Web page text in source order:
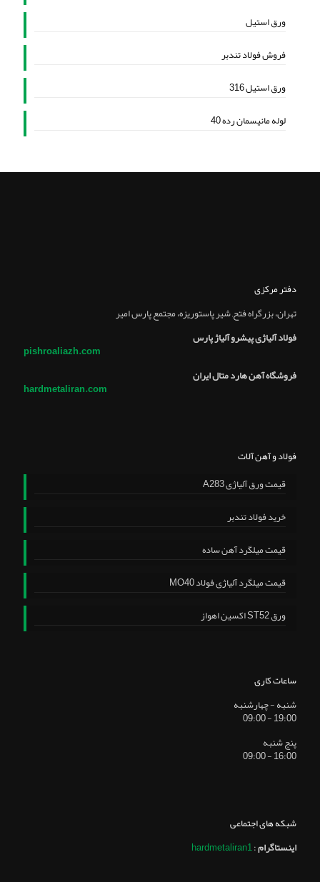
ورق استیل
فروش فولاد تندبر
ورق استیل 316
لوله مانیسمان رده 40
دفتر مرکزی
تهران، بزرگراه فتح, شير پاستوريزه، مجتمع پارس امير
فولاد آلیاژی پیشرو آلیاژ پارس
pishroaliazh.com
فروشگاه آهن هارد متال ایران
hardmetaliran.com
فولاد و آهن آلات
قیمت ورق آلیاژی A283
خرید فولاد تندبر
قیمت میلگرد آهن ساده
قیمت میلگرد آلیاژی فولاد MO40
ورق ST52 اکسین اهواز
ساعات کاری
شنبه - چهارشنبه
19:00 - 09:00
پنج شنبه
16:00 - 09:00
شبکه های اجتماعی
اینستاگرام:
hardmetaliran1